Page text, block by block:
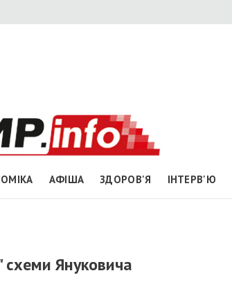
АФІША ЗДОРОВ'Я ІНТЕРВ'Ю
Януковича